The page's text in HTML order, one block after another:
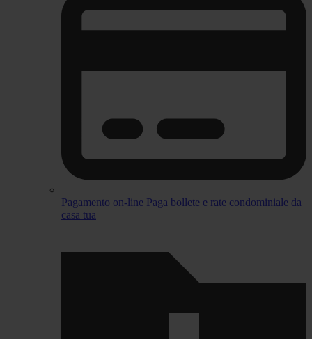
Pagamento on-line Paga bollete e rate condominiale da
casa tua